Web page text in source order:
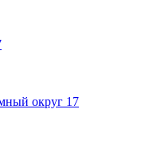
округ 17